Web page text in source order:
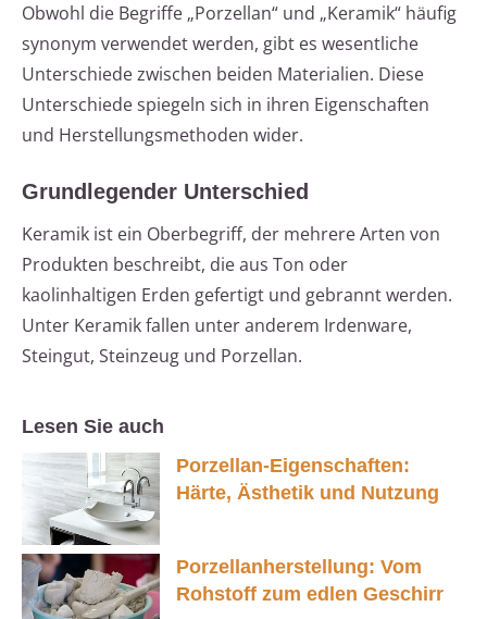
Obwohl die Begriffe „Porzellan“ und „Keramik“ häufig
synonym verwendet werden, gibt es wesentliche
Unterschiede zwischen beiden Materialien. Diese
Unterschiede spiegeln sich in ihren Eigenschaften
und Herstellungsmethoden wider.
Grundlegender Unterschied
Keramik ist ein Oberbegriff, der mehrere Arten von
Produkten beschreibt, die aus Ton oder
kaolinhaltigen Erden gefertigt und gebrannt werden.
Unter Keramik fallen unter anderem Irdenware,
Steingut, Steinzeug und Porzellan.
Lesen Sie auch
Porzellan-Eigenschaften:
Härte, Ästhetik und Nutzung
Porzellanherstellung: Vom
Rohstoff zum edlen Geschirr